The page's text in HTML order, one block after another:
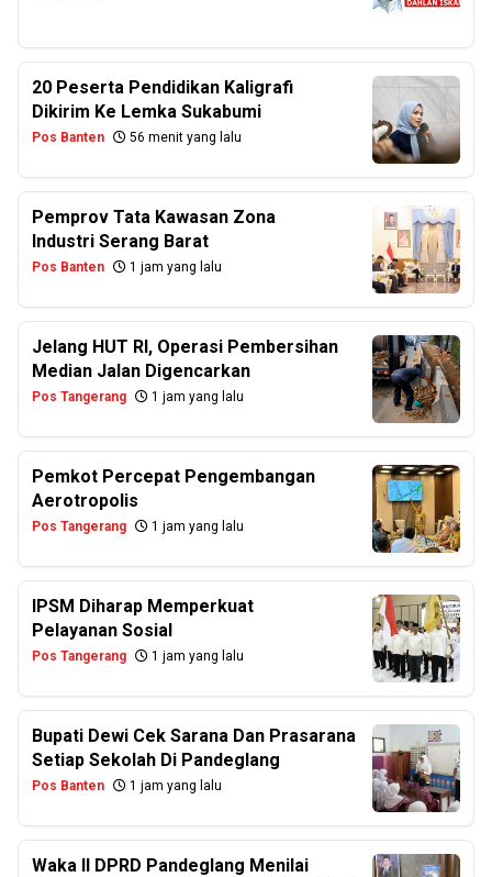
20 Peserta Pendidikan Kaligrafi
Dikirim Ke Lemka Sukabumi
Pos Banten 56 menit yang lalu
Pemprov Tata Kawasan Zona
Industri Serang Barat
Pos Banten 1 jam yang lalu
Jelang HUT RI, Operasi Pembersihan
Median Jalan Digencarkan
Pos Tangerang 1 jam yang lalu
Pemkot Percepat Pengembangan
Aerotropolis
Pos Tangerang 1 jam yang lalu
IPSM Diharap Memperkuat
Pelayanan Sosial
Pos Tangerang 1 jam yang lalu
Bupati Dewi Cek Sarana Dan Prasarana
Setiap Sekolah Di Pandeglang
Pos Banten 1 jam yang lalu
Waka II DPRD Pandeglang Menilai